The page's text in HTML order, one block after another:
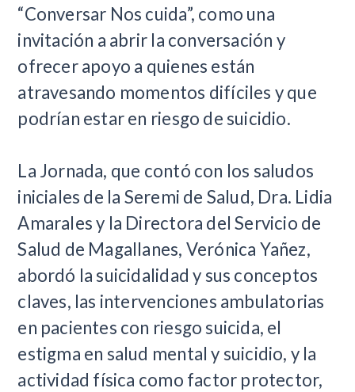
“Conversar Nos cuida”, como una
invitación a abrir la conversación y
ofrecer apoyo a quienes están
atravesando momentos difíciles y que
podrían estar en riesgo de suicidio.
La Jornada, que contó con los saludos
iniciales de la Seremi de Salud, Dra. Lidia
Amarales y la Directora del Servicio de
Salud de Magallanes, Verónica Yañez,
abordó la suicidalidad y sus conceptos
claves, las intervenciones ambulatorias
en pacientes con riesgo suicida, el
estigma en salud mental y suicidio, y la
actividad física como factor protector,